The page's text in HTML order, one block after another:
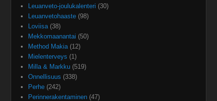
Leuanveto-joulukalenteri (30)
Leuanvetohaaste (98)
Loviisa (38)
Mekkomaanantai (50)
Method Makia (12)
Mielenterveys (1)
Milla & Markku (519)
Onnellisuus (338)
Perhe (242)
Perinnerakentaminen (47)